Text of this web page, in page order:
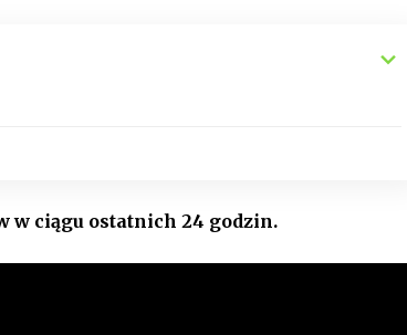
w ciągu ostatnich 24 godzin.